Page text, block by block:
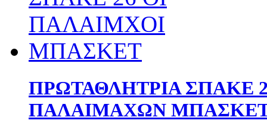
ΠΡΩΤΑΘΛΗΤΡΙΑ ΣΠΑΚΕ
ΠΑΛΑΙΜΑΧΩΝ